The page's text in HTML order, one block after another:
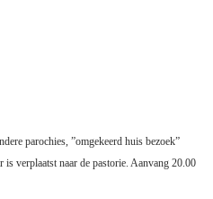
parochies, ”omgekeerd huis bezoek”
verplaatst naar de pastorie. Aanvang 20.00